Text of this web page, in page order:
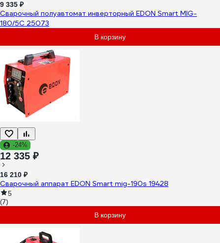
9 335 ₽
Сварочный полуавтомат инверторный EDON Smart MIG-
180/5C 25073
В корзину
-24%
12 335 ₽
16 210 ₽
Сварочный аппарат EDON Smart mig-190s 19428
5
(7)
В корзину